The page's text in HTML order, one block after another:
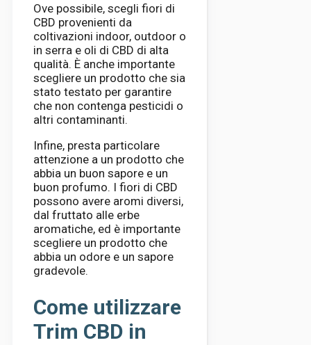
Ove possibile, scegli fiori di
CBD provenienti da
coltivazioni indoor, outdoor o
in serra e oli di CBD di alta
qualità. È anche importante
scegliere un prodotto che sia
stato testato per garantire
che non contenga pesticidi o
altri contaminanti.
Infine, presta particolare
attenzione a un prodotto che
abbia un buon sapore e un
buon profumo. I fiori di CBD
possono avere aromi diversi,
dal fruttato alle erbe
aromatiche, ed è importante
scegliere un prodotto che
abbia un odore e un sapore
gradevole.
Come utilizzare
Trim CBD in